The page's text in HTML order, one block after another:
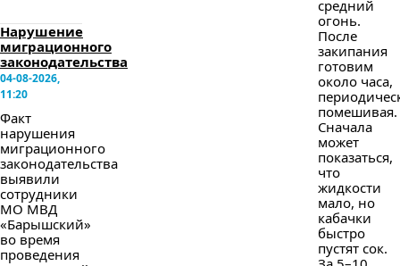
Нарушение
миграционного
законодательства
04-08-2026,
11:20
Факт
нарушения
миграционного
законодательства
выявили
сотрудники
МО МВД
«Барышский»
во время
проведения
средний
огонь.
После
закипания
готовим
около часа,
помешивая.
Сначала
может
показаться,
что
жидкости
мало, но
кабачки
быстро
пустят сок.